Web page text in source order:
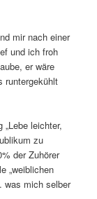
mir nach einer
und ich froh
er wäre
runtergekühlt
leichter,
zu
der Zuhörer
„weiblichen
was mich selber